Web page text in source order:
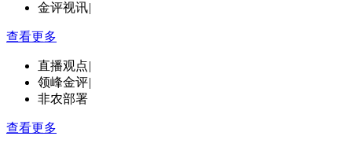
金评视讯|
查看更多
直播观点|
领峰金评|
非农部署
查看更多